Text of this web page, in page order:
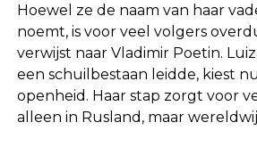
Hoewel ze de naam van haar
noemt, is voor veel volgers
verwijst naar Vladimir Poetin.
een schuilbestaan leidde, kiest
openheid. Haar stap zorgt voor
alleen in Rusland, maar